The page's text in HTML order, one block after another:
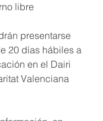
libre
presentarse
20 días hábiles a
en el Dairi
Valenciana